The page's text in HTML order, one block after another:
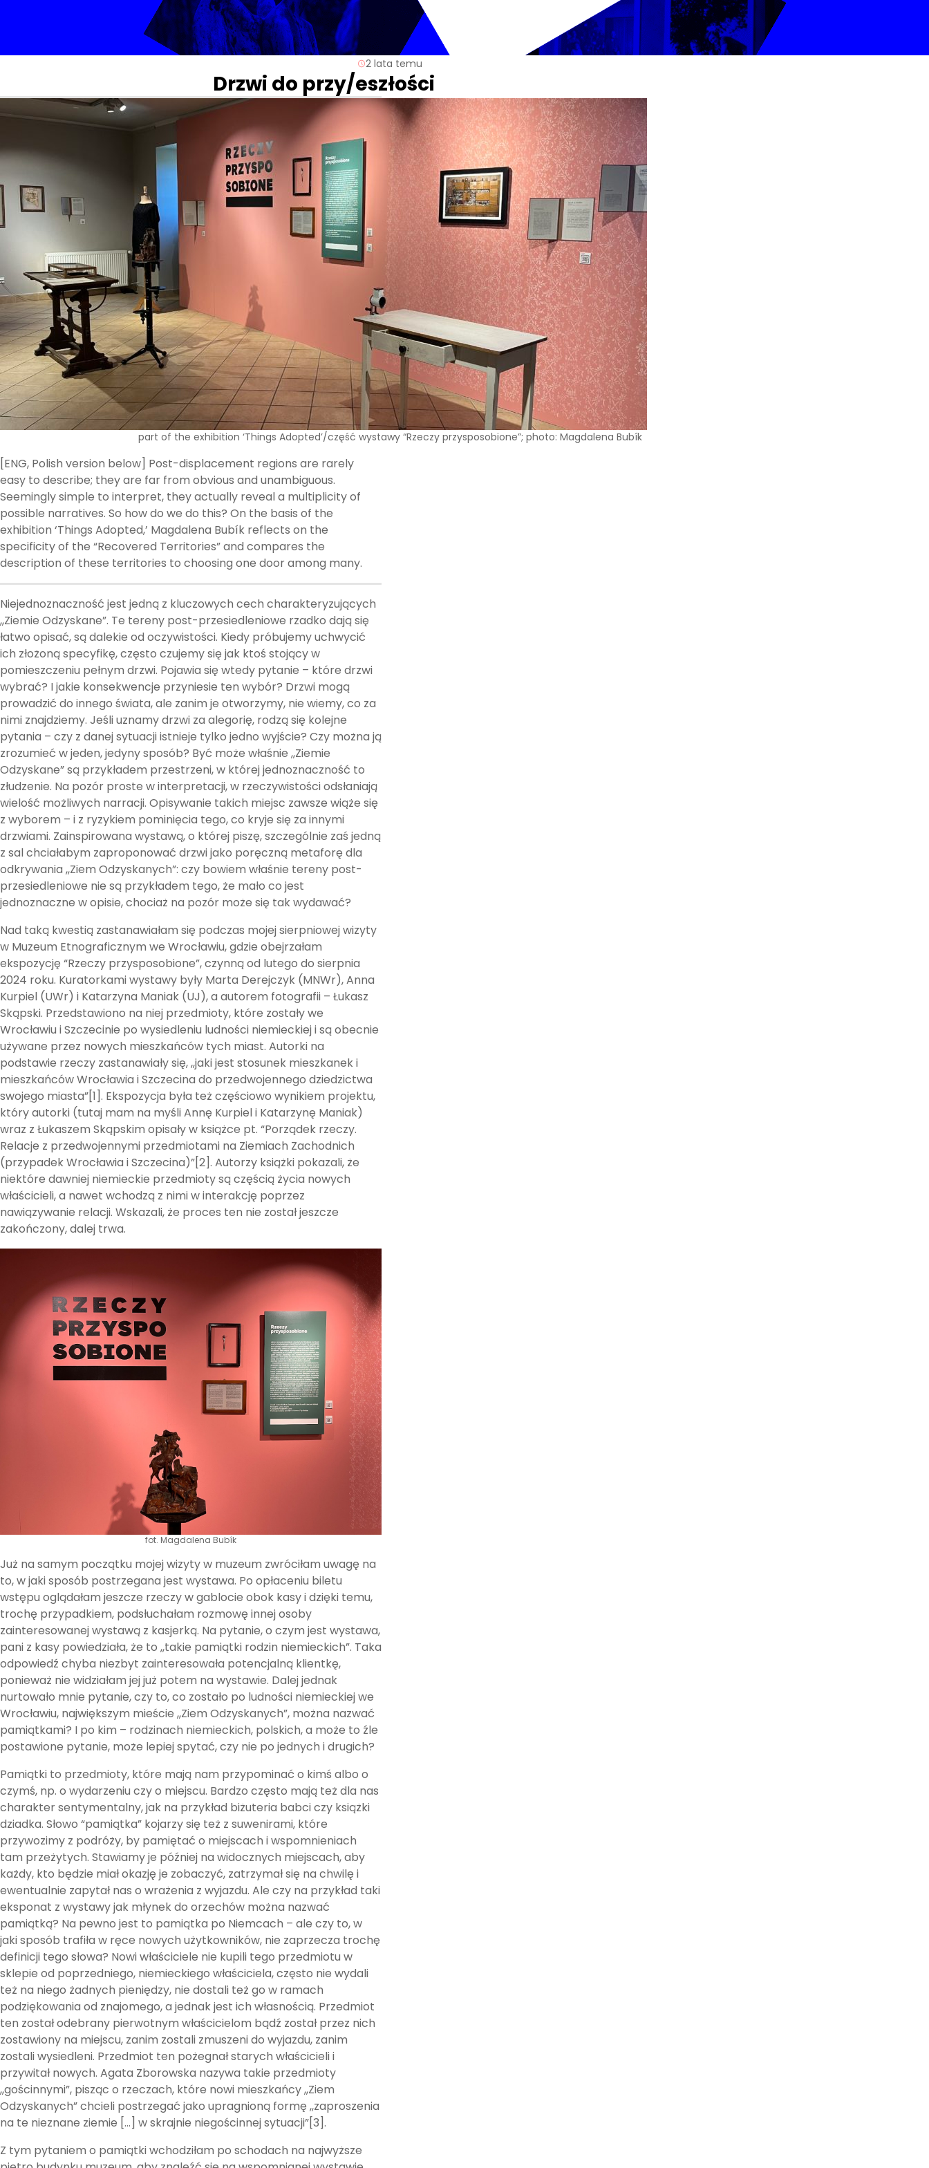
2 lata temu
Drzwi do przy/eszłości
part of the exhibition ‘Things Adopted’/część wystawy “Rzeczy przysposobione”; photo: Magdalena Bubík
[ENG, Polish version below] Post-displacement regions are rarely
easy to describe; they are far from obvious and unambiguous.
Seemingly simple to interpret, they actually reveal a multiplicity of
possible narratives. So how do we do this? On the basis of the
exhibition ‘Things Adopted,’ Magdalena Bubík reflects on the
specificity of the “Recovered Territories” and compares the
description of these territories to choosing one door among many.
Niejednoznaczność jest jedną z kluczowych cech charakteryzujących
,,Ziemie Odzyskane”. Te tereny post-przesiedleniowe rzadko dają się
łatwo opisać, są dalekie od oczywistości. Kiedy próbujemy uchwycić
ich złożoną specyfikę, często czujemy się jak ktoś stojący w
pomieszczeniu pełnym drzwi. Pojawia się wtedy pytanie – które drzwi
wybrać? I jakie konsekwencje przyniesie ten wybór? Drzwi mogą
prowadzić do innego świata, ale zanim je otworzymy, nie wiemy, co za
nimi znajdziemy. Jeśli uznamy drzwi za alegorię, rodzą się kolejne
pytania – czy z danej sytuacji istnieje tylko jedno wyjście? Czy można ją
zrozumieć w jeden, jedyny sposób? Być może właśnie ,,Ziemie
Odzyskane” są przykładem przestrzeni, w której jednoznaczność to
złudzenie. Na pozór proste w interpretacji, w rzeczywistości odsłaniają
wielość możliwych narracji. Opisywanie takich miejsc zawsze wiąże się
z wyborem – i z ryzykiem pominięcia tego, co kryje się za innymi
drzwiami. Zainspirowana wystawą, o której piszę, szczególnie zaś jedną
z sal chciałabym zaproponować drzwi jako poręczną metaforę dla
odkrywania ,,Ziem Odzyskanych”: czy bowiem właśnie tereny post-
przesiedleniowe nie są przykładem tego, że mało co jest
jednoznaczne w opisie, chociaż na pozór może się tak wydawać?
Nad taką kwestią zastanawiałam się podczas mojej sierpniowej wizyty
w Muzeum Etnograficznym we Wrocławiu, gdzie obejrzałam
ekspozycję “Rzeczy przysposobione”, czynną od lutego do sierpnia
2024 roku. Kuratorkami wystawy były Marta Derejczyk (MNWr), Anna
Kurpiel (UWr) i Katarzyna Maniak (UJ), a autorem fotografii – Łukasz
Skąpski. Przedstawiono na niej przedmioty, które zostały we
Wrocławiu i Szczecinie po wysiedleniu ludności niemieckiej i są obecnie
używane przez nowych mieszkańców tych miast. Autorki na
podstawie rzeczy zastanawiały się, ,,jaki jest stosunek mieszkanek i
mieszkańców Wrocławia i Szczecina do przedwojennego dziedzictwa
swojego miasta”[1]. Ekspozycja była też częściowo wynikiem projektu,
który autorki (tutaj mam na myśli Annę Kurpiel i Katarzynę Maniak)
wraz z Łukaszem Skąpskim opisały w książce pt. “Porządek rzeczy.
Relacje z przedwojennymi przedmiotami na Ziemiach Zachodnich
(przypadek Wrocławia i Szczecina)”[2]. Autorzy książki pokazali, że
niektóre dawniej niemieckie przedmioty są częścią życia nowych
właścicieli, a nawet wchodzą z nimi w interakcję poprzez
nawiązywanie relacji. Wskazali, że proces ten nie został jeszcze
zakończony, dalej trwa.
fot. Magdalena Bubík
Już na samym początku mojej wizyty w muzeum zwróciłam uwagę na
to, w jaki sposób postrzegana jest wystawa. Po opłaceniu biletu
wstępu oglądałam jeszcze rzeczy w gablocie obok kasy i dzięki temu,
trochę przypadkiem, podsłuchałam rozmowę innej osoby
zainteresowanej wystawą z kasjerką. Na pytanie, o czym jest wystawa,
pani z kasy powiedziała, że to ,,takie pamiątki rodzin niemieckich”. Taka
odpowiedź chyba niezbyt zainteresowała potencjalną klientkę,
ponieważ nie widziałam jej już potem na wystawie. Dalej jednak
nurtowało mnie pytanie, czy to, co zostało po ludności niemieckiej we
Wrocławiu, największym mieście ,,Ziem Odzyskanych”, można nazwać
pamiątkami? I po kim – rodzinach niemieckich, polskich, a może to źle
postawione pytanie, może lepiej spytać, czy nie po jednych i drugich?
Pamiątki to przedmioty, które mają nam przypominać o kimś albo o
czymś, np. o wydarzeniu czy o miejscu. Bardzo często mają też dla nas
charakter sentymentalny, jak na przykład biżuteria babci czy książki
dziadka. Słowo “pamiątka” kojarzy się też z suwenirami, które
przywozimy z podróży, by pamiętać o miejscach i wspomnieniach
tam przeżytych. Stawiamy je później na widocznych miejscach, aby
każdy, kto będzie miał okazję je zobaczyć, zatrzymał się na chwilę i
ewentualnie zapytał nas o wrażenia z wyjazdu. Ale czy na przykład taki
eksponat z wystawy jak młynek do orzechów można nazwać
pamiątką? Na pewno jest to pamiątka po Niemcach – ale czy to, w
jaki sposób trafiła w ręce nowych użytkowników, nie zaprzecza trochę
definicji tego słowa? Nowi właściciele nie kupili tego przedmiotu w
sklepie od poprzedniego, niemieckiego właściciela, często nie wydali
też na niego żadnych pieniędzy, nie dostali też go w ramach
podziękowania od znajomego, a jednak jest ich własnością. Przedmiot
ten został odebrany pierwotnym właścicielom bądź został przez nich
zostawiony na miejscu, zanim zostali zmuszeni do wyjazdu, zanim
zostali wysiedleni. Przedmiot ten pożegnał starych właścicieli i
przywitał nowych. Agata Zborowska nazywa takie przedmioty
,,gościnnymi”, pisząc o rzeczach, które nowi mieszkańcy ,,Ziem
Odzyskanych” chcieli postrzegać jako upragnioną formę ,,zaproszenia
na te nieznane ziemie […] w skrajnie niegościnnej sytuacji”[3].
Z tym pytaniem o pamiątki wchodziłam po schodach na najwyższe